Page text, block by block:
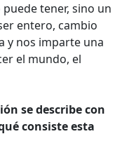
tener, sino un
entero, cambio
y nos imparte una
el mundo, el
se describe con
consiste esta